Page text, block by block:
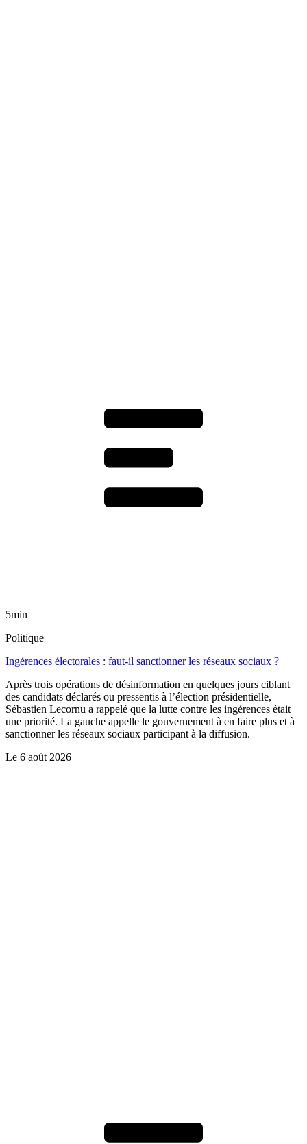
5min
Politique
Ingérences électorales : faut-il sanctionner les réseaux sociaux ?
Après trois opérations de désinformation en quelques jours ciblant
des candidats déclarés ou pressentis à l’élection présidentielle,
Sébastien Lecornu a rappelé que la lutte contre les ingérences était
une priorité. La gauche appelle le gouvernement à en faire plus et à
sanctionner les réseaux sociaux participant à la diffusion.
Le 6 août 2026